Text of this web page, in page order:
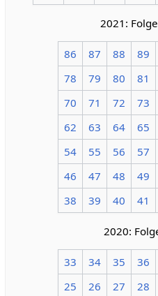
2021:
86 87 88
89
78
79 80 81
70
71 72 73
62
63 64 65
54
55 56 57
46
47 48 49
38
39 40 41
2020:
33 34 35 36
25
26 27 28